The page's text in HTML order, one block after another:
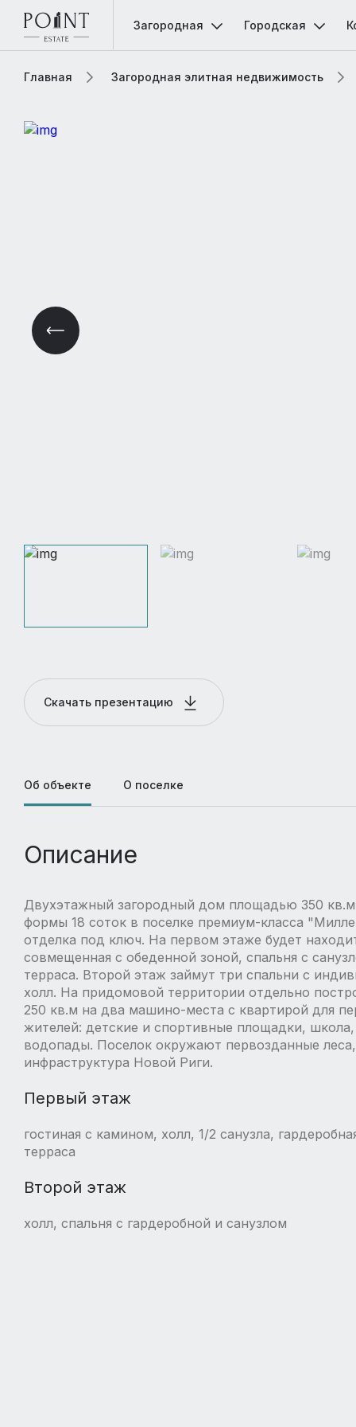
Загородная Городская
Главная Загородная элитная недвижимость
Скачать презентацию
Об объекте О поселке
Описание
Двухэтажный загородный дом площадью 350 кв.м
формы 18 соток в поселке премиум-класса
отделка под ключ. На первом этаже будет
совмещенная с обеденной зоной, спальня с
терраса. Второй этаж займут три спальни с
холл. На придомовой территории отдельно
250 кв.м на два машино-места с квартирой для
жителей: детские и спортивные площадки,
водопады. Поселок окружают первозданные
инфраструктура Новой Риги.
Первый этаж
гостиная с камином, холл, 1/2 санузла,
терраса
Второй этаж
холл, спальня с гардеробной и санузлом